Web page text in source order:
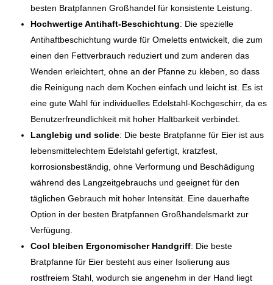
besten Bratpfannen Großhandel für konsistente Leistung.
Hochwertige Antihaft-Beschichtung: Die spezielle
Antihaftbeschichtung wurde für Omeletts entwickelt, die zum
einen den Fettverbrauch reduziert und zum anderen das
Wenden erleichtert, ohne an der Pfanne zu kleben, so dass
die Reinigung nach dem Kochen einfach und leicht ist. Es ist
eine gute Wahl für individuelles Edelstahl-Kochgeschirr, da es
Benutzerfreundlichkeit mit hoher Haltbarkeit verbindet.
Langlebig und solide: Die beste Bratpfanne für Eier ist aus
lebensmittelechtem Edelstahl gefertigt, kratzfest,
korrosionsbeständig, ohne Verformung und Beschädigung
während des Langzeitgebrauchs und geeignet für den
täglichen Gebrauch mit hoher Intensität. Eine dauerhafte
Option in der besten Bratpfannen Großhandelsmarkt zur
Verfügung.
Cool bleiben Ergonomischer Handgriff: Die beste
Bratpfanne für Eier besteht aus einer Isolierung aus
rostfreiem Stahl, wodurch sie angenehm in der Hand liegt